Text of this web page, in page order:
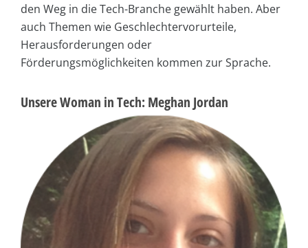
den Weg in die Tech-Branche gewählt haben. Aber
auch Themen wie Geschlechtervorurteile,
Herausforderungen oder
Förderungsmöglichkeiten kommen zur Sprache.
Unsere Woman in Tech: Meghan Jordan